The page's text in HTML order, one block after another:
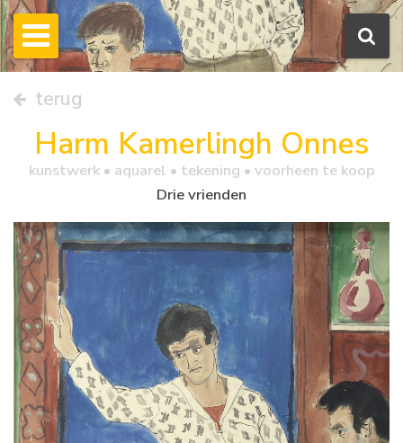
terug
Harm Kamerlingh Onnes
kunstwerk • aquarel • tekening • voorheen te koop
Drie vrienden